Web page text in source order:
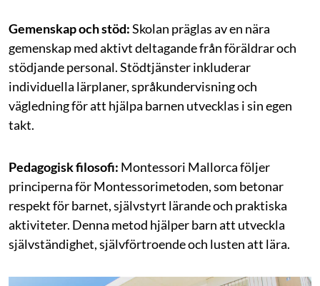
Gemenskap och stöd:Skolan präglas av en nära
gemenskap med aktivt deltagande från föräldrar och
stödjande personal. Stödtjänster inkluderar
individuella lärplaner, språkundervisning och
vägledning för att hjälpa barnen utvecklas i sin egen
takt.
Pedagogisk filosofi: Montessori Mallorca följer
principerna för Montessorimetoden, som betonar
respekt för barnet, självstyrt lärande och praktiska
aktiviteter. Denna metod hjälper barn att utveckla
självständighet, självförtroende och lusten att lära.